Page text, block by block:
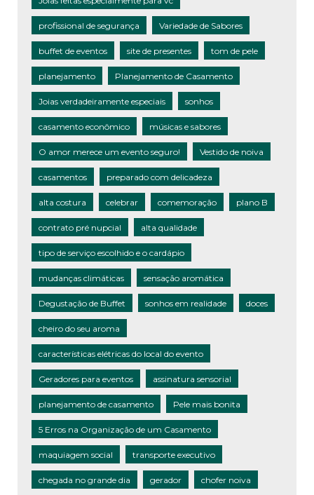
profissional de segurança Variedade de Sabores
buffet de eventos site de presentes tom de pele
planejamento Planejamento de Casamento
Joias verdadeiramente especiais sonhos
casamento econômico músicas e sabores
O amor merece um evento seguro! Vestido de noiva
casamentos preparado com delicadeza
alta costura celebrar comemoração plano B
contrato pré nupcial alta qualidade
tipo de serviço escolhido e o cardápio
mudanças climáticas sensação aromática
Degustação de Buffet sonhos em realidade doces
cheiro do seu aroma
características elétricas do local do evento
Geradores para eventos assinatura sensorial
planejamento de casamento Pele mais bonita
5 Erros na Organização de um Casamento
maquiagem social transporte executivo
chegada no grande dia gerador chofer noiva